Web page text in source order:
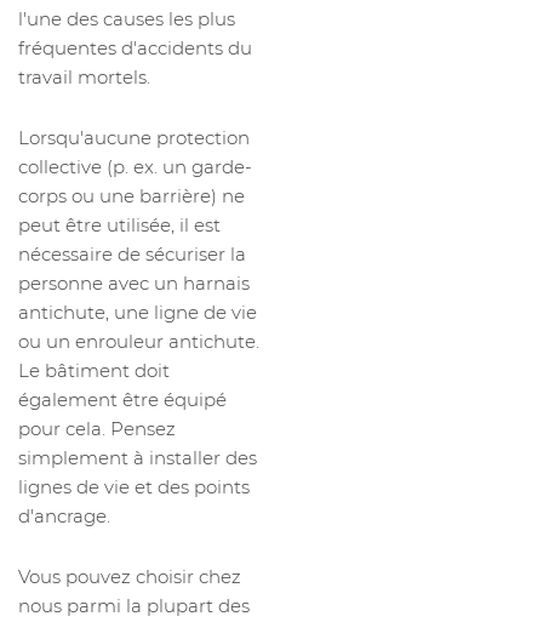
l'une des causes les plus
fréquentes d'accidents du
travail mortels.
Lorsqu'aucune protection
collective (p. ex. un garde-
corps ou une barrière) ne
peut être utilisée, il est
nécessaire de sécuriser la
personne avec un harnais
antichute, une ligne de vie
ou un enrouleur antichute.
Le bâtiment doit
également être équipé
pour cela. Pensez
simplement à installer des
lignes de vie et des points
d'ancrage.
Vous pouvez choisir chez
nous parmi la plupart des